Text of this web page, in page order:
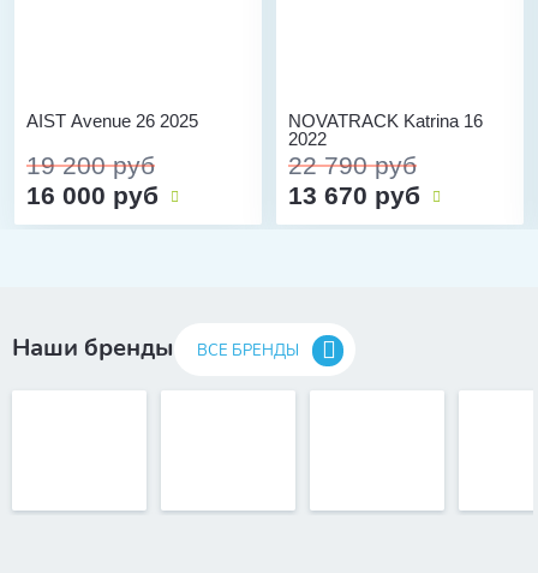
AIST Avenue 26 2025
19 200 руб
16 000 руб
NOVATRACK Katrina 16
2022
22 790 руб
13 670 руб
Наши бренды ВСЕ БРЕНДЫ